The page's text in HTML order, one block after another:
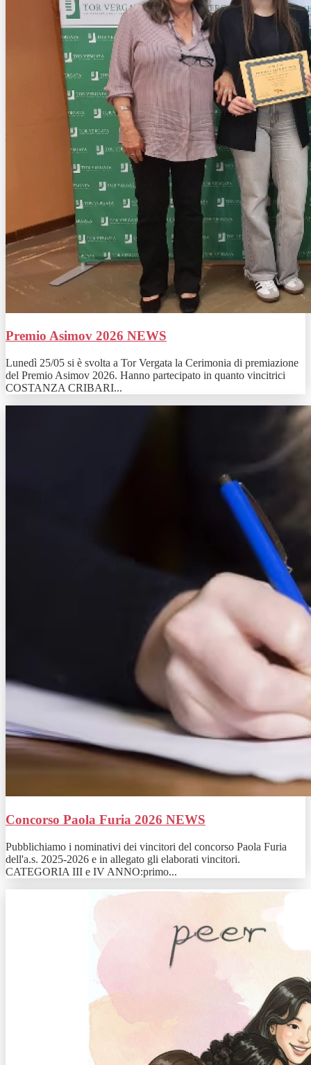
Premio Asimov 2026 NEWS
Lunedì 25/05 si è svolta a Tor Vergata la Cerimonia di premiazione
del Premio Asimov 2026. Hanno partecipato in quanto vincitrici
COSTANZA CRIBARI...
Concorso Paola Furia 2026 NEWS
Pubblichiamo i nominativi dei vincitori del concorso Paola Furia
dell'a.s. 2025-2026 e in allegato gli elaborati vincitori.
CATEGORIA III e IV ANNO:primo...